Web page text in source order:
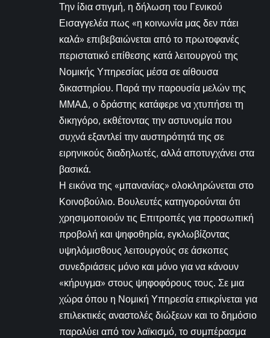
Την ίδια στιγμή, η δήλωση του Γενικού
Εισαγγελέα πως «η κοινωνία μας δεν πάει
καλά» επιβεβαιώνεται από το πρωτοφανές
περιστατικό επίθεσης κατά λειτουργού της
Νομικής Υπηρεσίας μέσα σε αίθουσα
δικαστηρίου. Παρά την παρουσία μελών της
ΜΜΑΔ, ο δράστης κατάφερε να χτυπήσει τη
δικηγόρο, εκθέτοντας την αστυνομία που
συχνά εξαντλεί την αυστηρότητά της σε
ειρηνικούς διαδηλωτές, αλλά αποτυγχάνει στα
βασικά.
Η εικόνα της «μπανανίας» ολοκληρώνεται στο
Κοινοβούλιο. Βουλευτές κατηγορούνται ότι
χρησιμοποιούν τις Επιτροπές για προσωπική
προβολή και ψηφοθηρία, εγκλωβίζοντας
υψηλόμισθους λειτουργούς σε άσκοπες
συνεδριάσεις μόνο και μόνο για να κάνουν
«κήρυγμα» στους ψηφοφόρους τους. Σε μια
χώρα όπου η Νομική Υπηρεσία επικρίνεται για
επιλεκτικές αναστολές διώξεων και το δημόσιο
παραλύει από τον λαϊκισμό, το συμπέρασμα